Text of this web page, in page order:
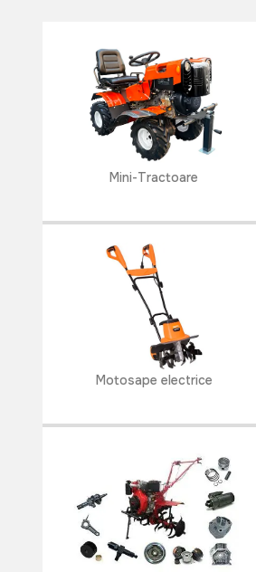
utilizarea eficientă a
efort, obținând rezultate
Mini-Tractoare
Motosape electrice